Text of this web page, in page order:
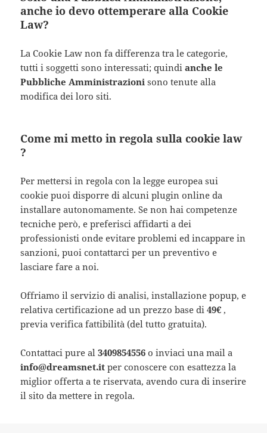
anche io devo ottemperare alla Cookie
Law?
La Cookie Law non fa differenza tra le categorie,
tutti i soggetti sono interessati; quindianche le
Pubbliche Amministrazioni sono tenute alla
modifica dei loro siti.
Come mi metto in regola sulla cookie law
?
Per mettersi in regola con la legge europea sui
cookie puoi disporre di alcuni plugin online da
installare autonomamente. Se non hai competenze
tecniche però, e preferisci affidarti a dei
professionisti onde evitare problemi ed incappare in
sanzioni, puoi contattarci per un preventivo e
lasciare fare a noi.
Offriamo il servizio di analisi, installazione popup, e
relativa certificazione ad un prezzo base di49€ ,
previa verifica fattibilità (del tutto gratuita).
Contattaci pure al3409854556 o inviaci una mail a
info@dreamsnet.itper conoscere con esattezza la
miglior offerta a te riservata, avendo cura di inserire
il sito da mettere in regola.